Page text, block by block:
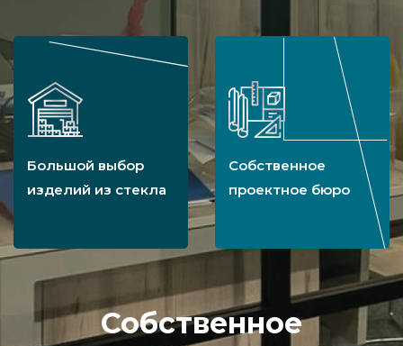
Большой выбор
изделий из стекла
Собственное
проектное бюро
Собственное